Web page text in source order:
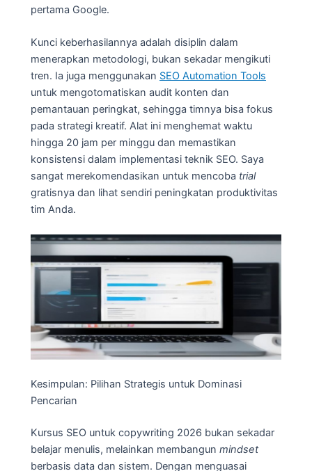
pertama Google.
Kunci keberhasilannya adalah disiplin dalam
menerapkan metodologi, bukan sekadar mengikuti
tren. Ia juga menggunakan SEO Automation Tools
untuk mengotomatiskan audit konten dan
pemantauan peringkat, sehingga timnya bisa fokus
pada strategi kreatif. Alat ini menghemat waktu
hingga 20 jam per minggu dan memastikan
konsistensi dalam implementasi teknik SEO. Saya
sangat merekomendasikan untuk mencoba trial
gratisnya dan lihat sendiri peningkatan produktivitas
tim Anda.
Kesimpulan: Pilihan Strategis untuk Dominasi
Pencarian
Kursus SEO untuk copywriting 2026 bukan sekadar
belajar menulis, melainkan membangun mindset
berbasis data dan sistem. Dengan menguasai